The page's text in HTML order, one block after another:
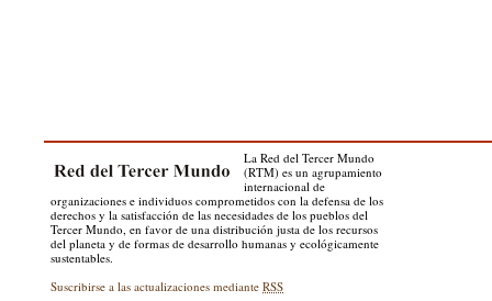
La Red del Tercer Mundo
(RTM) es un agrupamiento
internacional de
organizaciones e individuos comprometidos con la defensa de los
derechos y la satisfacción de las necesidades de los pueblos del
Tercer Mundo, en favor de una distribución justa de los recursos
del planeta y de formas de desarrollo humanas y ecológicamente
sustentables.
Suscribirse a las actualizaciones medianteRSS